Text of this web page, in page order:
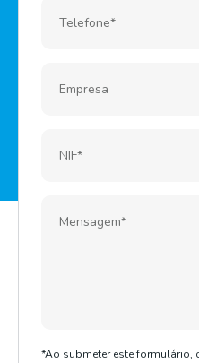
*Ao submeter este formulário,